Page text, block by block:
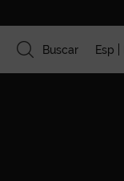
Buscar Esp